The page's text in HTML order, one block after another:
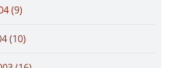
(9)
(10)